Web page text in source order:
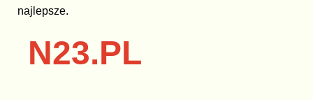
najlepsze.
N23.PL